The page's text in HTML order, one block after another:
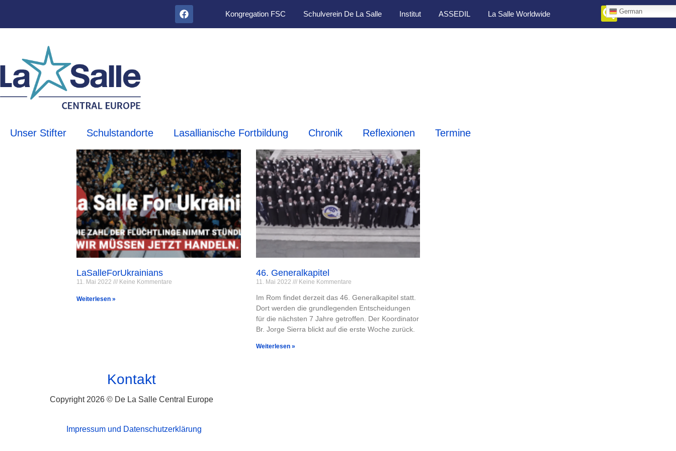
German
Kongregation FSC Schulverein De La Salle Institut ASSEDIL La Salle Worldwide
Unser Stifter Schulstandorte Lasallianische Fortbildung Chronik Reflexionen Termine
LaSalleForUkrainians
11. Mai 2022 Keine Kommentare
Weiterlesen »
46. Generalkapitel
11. Mai 2022 Keine Kommentare
Im Rom findet derzeit das 46. Generalkapitel statt.
Dort werden die grundlegenden Entscheidungen
für die nächsten 7 Jahre getroffen. Der Koordinator
Br. Jorge Sierra blickt auf die erste Woche zurück.
Weiterlesen »
Kontakt
Copyright 2026 © De La Salle Central Europe
Impressum und Datenschutzerklärung